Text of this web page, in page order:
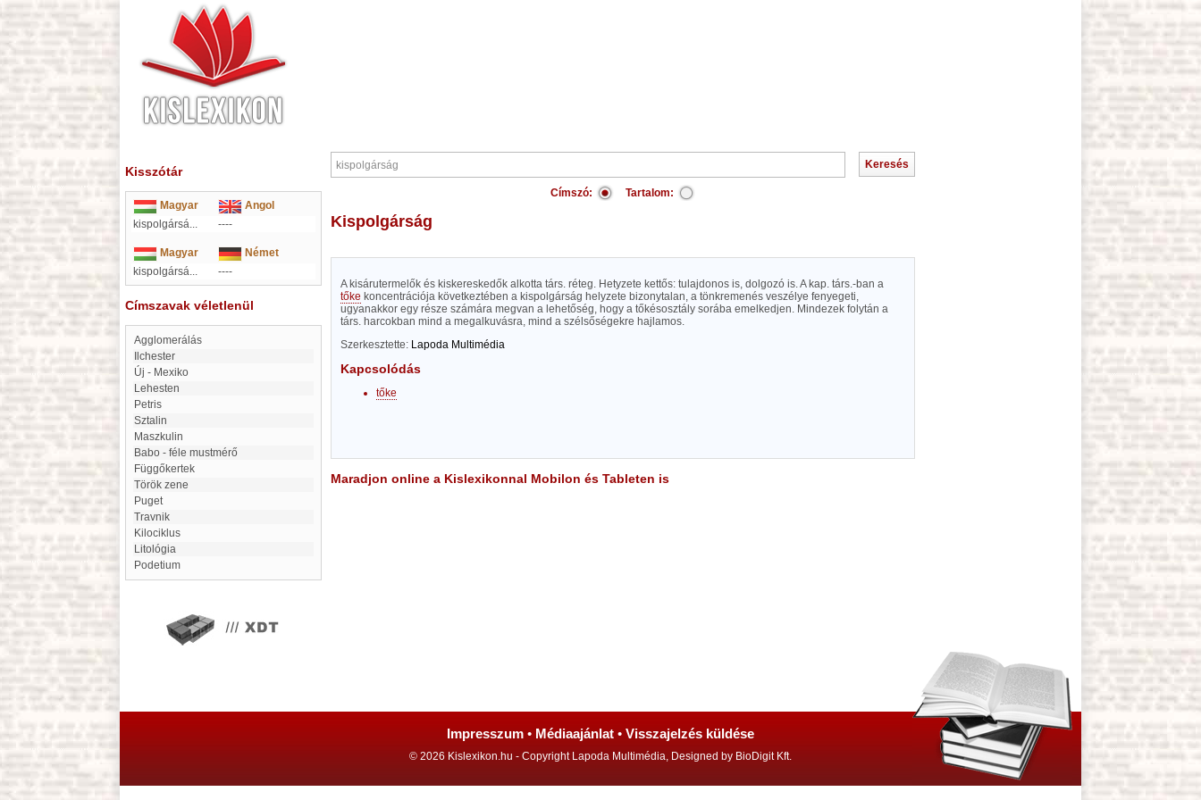
Kisszótár
Magyar
Angol
kispolgársá...
----
Magyar
Német
kispolgársá...
----
Címszavak véletlenül
agglomerálás
Ilchester
Új - Mexiko
Lehesten
Petris
Sztalin
maszkulin
Babo - féle mustmérő
Függőkertek
Török zene
Puget
Travnik
kilociklus
litológia
Podetium
Címszó: Tartalom:
kispolgárság
A kisárutermelők és kiskereskedők alkotta társ. réteg. Hetyzete kettős: tulajdonos is, dolgozó is. A kap. társ.-ban a
tőke koncentrációja következtében a kispolgárság helyzete bizonytalan, a tönkremenés veszélye fenyegeti,
ugyanakkor egy része számára megvan a lehetőség, hogy a tőkésosztály sorába emelkedjen. Mindezek folytán a
társ. harcokban mind a megalkuvásra, mind a szélsőségekre hajlamos.
Szerkesztette: Lapoda Multimédia
Kapcsolódás
tőke
Maradjon online a Kislexikonnal Mobilon és Tableten is
Impresszum • Médiaajánlat • Visszajelzés küldése
© 2026 Kislexikon.hu - Copyright Lapoda Multimédia, Designed by BioDigit Kft.